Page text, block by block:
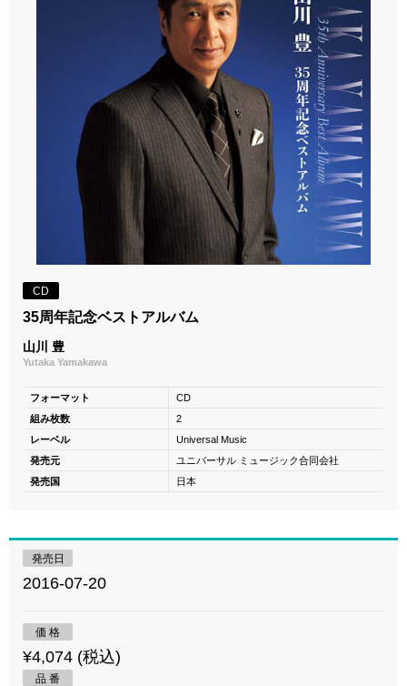
CD
35周年記念ベストアルバム
山川 豊
Yutaka Yamakawa
フォーマット
CD
組み枚数
2
レーベル
Universal Music
発売元
ユニバーサル ミュージック合同会社
発売国
日本
発売日
2016-07-20
価 格
¥4,074 (税込)
品 番